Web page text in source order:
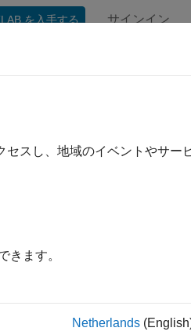
を入手する サインイン
スし、地域のイベントやサー
きます。
Netherlands